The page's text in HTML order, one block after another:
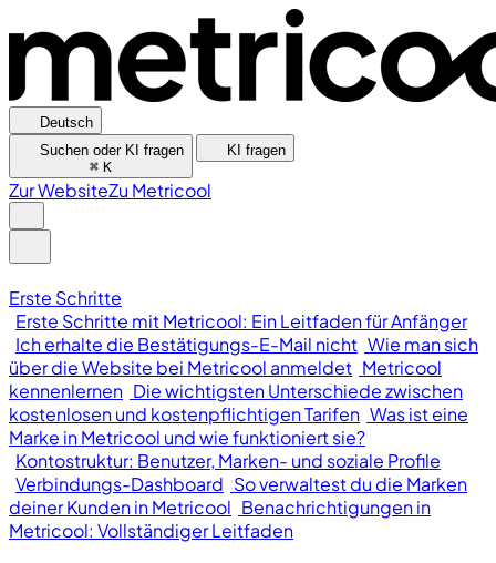
Deutsch
Suchen oder KI fragen
⌘ K
KI fragen
Zur WebsiteZu Metricool
Erste Schritte
Erste Schritte mit Metricool: Ein Leitfaden für Anfänger
Ich erhalte die Bestätigungs-E-Mail nicht Wie man sich
über die Website bei Metricool anmeldet Metricool
kennenlernen Die wichtigsten Unterschiede zwischen
kostenlosen und kostenpflichtigen Tarifen Was ist eine
Marke in Metricool und wie funktioniert sie?
Kontostruktur: Benutzer, Marken- und soziale Profile
Verbindungs-Dashboard So verwaltest du die Marken
deiner Kunden in Metricool Benachrichtigungen in
Metricool: Vollständiger Leitfaden